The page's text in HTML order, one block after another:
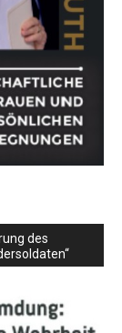
des